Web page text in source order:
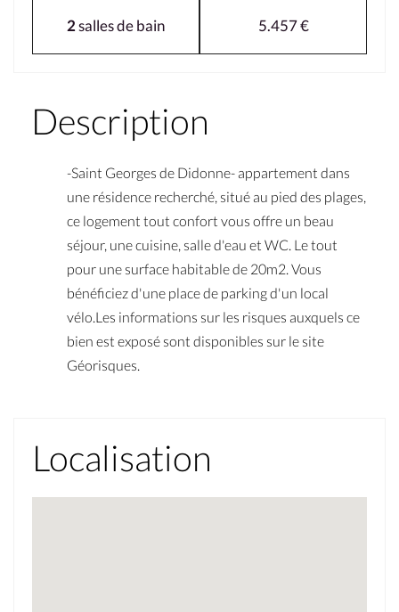
2salles de bain 5.457 €
Description
-Saint Georges de Didonne- appartement dans
une résidence recherché, situé au pied des plages,
ce logement tout confort vous offre un beau
séjour, une cuisine, salle d'eau et WC. Le tout
pour une surface habitable de 20m2. Vous
bénéficiez d'une place de parking d'un local
vélo.Les informations sur les risques auxquels ce
bien est exposé sont disponibles sur le site
Géorisques.
Localisation